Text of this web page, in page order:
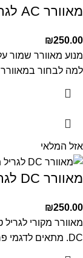
מאוורר AC לגריל מעשנה דגמי פרו 22,34
₪250.00
מנוע מאוורר שמור
למה לבחור במאוורר
אזל המלאי
מאוורר DC לגריל מעשנה דגמי פרו, איירונווד וטימברליין
₪250.00
מאוורר מקורי לגריל
DC.
מתאים לדגמי